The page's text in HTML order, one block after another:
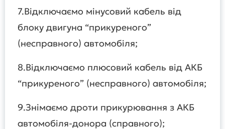
7.Відключаємо мінусовий кабель від
блоку двигуна “прикуреного”
(несправного) автомобіля;
8.Відключаємо плюсовий кабель від АКБ
“прикуреного” (несправного) автомобіля;
9.Знімаємо дроти прикурювання з АКБ
автомобіля-донора (справного);